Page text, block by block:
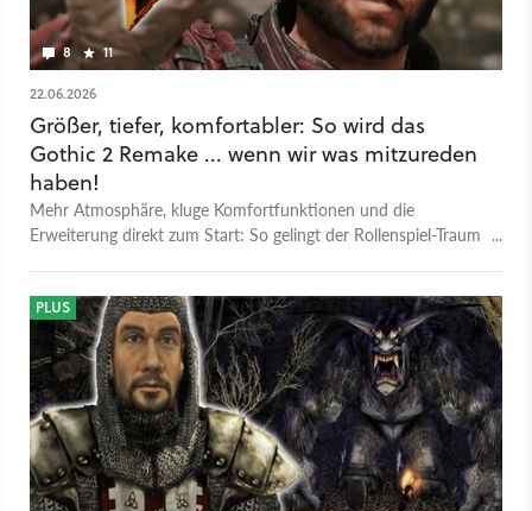
8 11
22.06.2026
Größer, tiefer, komfortabler: So wird das
Gothic 2 Remake ... wenn wir was mitzureden
haben!
Mehr Atmosphäre, kluge Komfortfunktionen und die
Erweiterung direkt zum Start: So gelingt der Rollenspiel-Traum
PLUS